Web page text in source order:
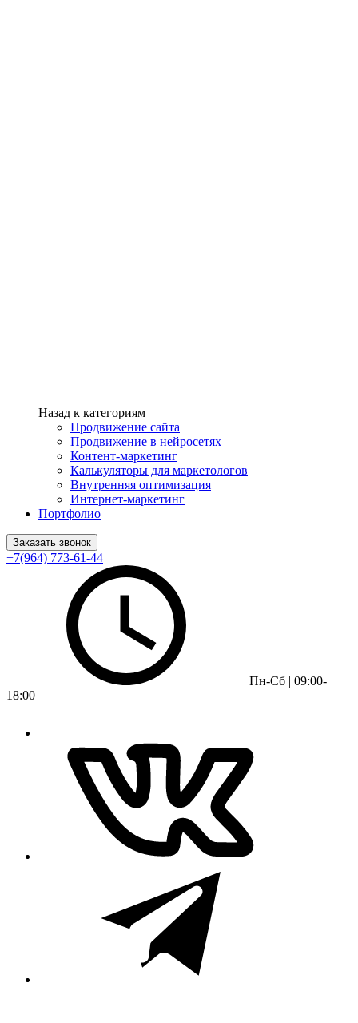
Назад к категориям
Продвижение сайта
Продвижение в нейросетях
Контент-маркетинг
Калькуляторы для маркетологов
Внутренняя оптимизация
Интернет-маркетинг
Портфолио
Заказать звонок
+7(964) 773-61-44
Пн-Сб | 09:00-
18:00